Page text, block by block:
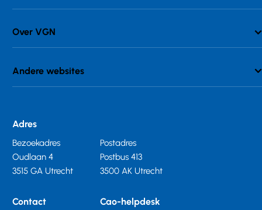
Over VGN
Andere websites
Adres
Bezoekadres
Oudlaan 4
3515 GA Utrecht
Postadres
Postbus 413
3500 AK Utrecht
Contact Cao-helpdesk